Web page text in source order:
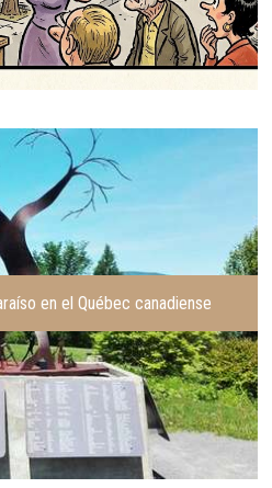
en el Québec canadiense